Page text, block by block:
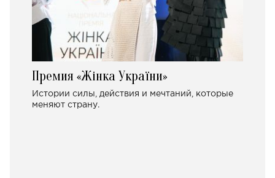
Премия «Жінка України»
Истории силы, действия и мечтаний, которые
меняют страну.